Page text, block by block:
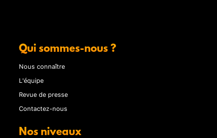
Qui sommes-nous ?
Nous connaître
L'équipe
Revue de presse
Contactez-nous
Nos niveaux